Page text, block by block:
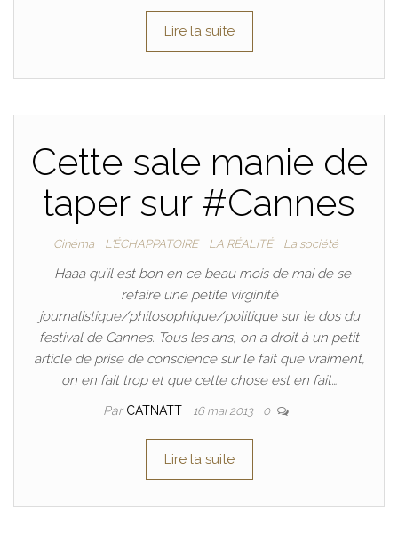
Lire la suite
Cette sale manie de
taper sur #Cannes
Cinéma L'ÉCHAPPATOIRE LA RÉALITÉ La société
Haaa qu’il est bon en ce beau mois de mai de se
refaire une petite virginité
journalistique/philosophique/politique sur le dos du
festival de Cannes. Tous les ans, on a droit à un petit
article de prise de conscience sur le fait que vraiment,
on en fait trop et que cette chose est en fait…
Par CATNATT 16 mai 2013 0
Lire la suite